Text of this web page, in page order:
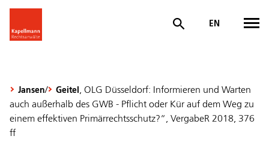
EN
Jansen/ Geitel , OLG Düsseldorf: Informieren und Warten
auch außerhalb des GWB - Pflicht oder Kür auf dem Weg zu
einem effektiven Primärrechtsschutz?“, VergabeR 2018, 376
ff